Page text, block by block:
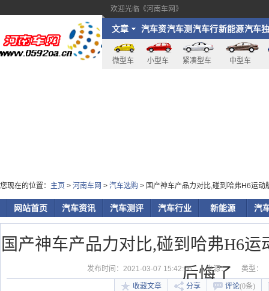
欢迎光临《河南车网》
文章 汽车资
讯
汽车测
评
汽车行
业
新能源汽车独
家
微型车 小型车 紧凑型车 中型车
您现在的位置： 主页 > 河南车网 > 汽车选购 > 国产神车产品力对比,碰到哈弗H6运动
网站首页 汽车资讯 汽车测评 汽车行业 新能源 汽
国产神车产品力对比,碰到哈弗H6运
后悔了
发布时间：2021-03-07 15:42:06 来源： 类型：
收藏文章 分享 评论(0条)